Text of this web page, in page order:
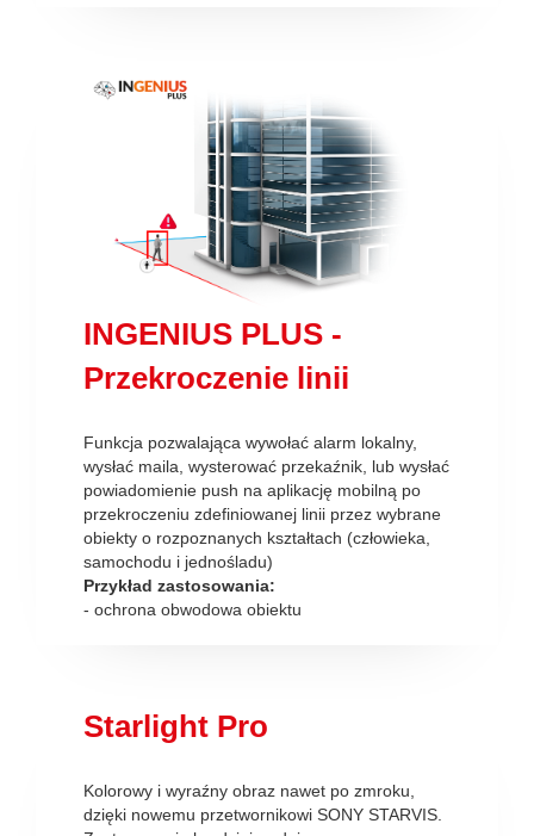
INGENIUS PLUS -
Przekroczenie linii
Funkcja pozwalająca wywołać alarm lokalny,
wysłać maila, wysterować przekaźnik, lub wysłać
powiadomienie push na aplikację mobilną po
przekroczeniu zdefiniowanej linii przez wybrane
obiekty o rozpoznanych kształtach (człowieka,
samochodu i jednośladu)
Przykład zastosowania:
- ochrona obwodowa obiektu
Starlight Pro
Kolorowy i wyraźny obraz nawet po zmroku,
dzięki nowemu przetwornikowi SONY STARVIS.